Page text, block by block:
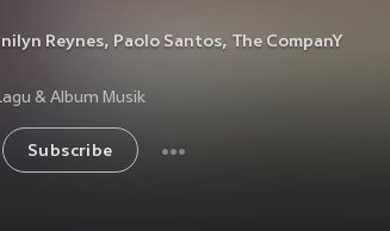
Reynes, Paolo Santos, The CompanY
& Album Musik
Subscribe